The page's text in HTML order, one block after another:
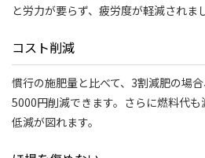
と労力が要らず、疲労度が軽減されま
コスト削減
慣行の施肥量と比べて、3割減肥の場
5000円削減できます。さらに燃料代
低減が図れます。